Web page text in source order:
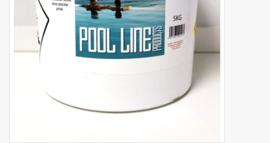
Snoeppot-Snoep
Kassarollen
Relatiegeschenken